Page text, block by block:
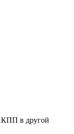
в другой